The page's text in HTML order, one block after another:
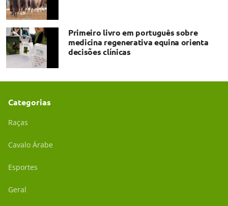
Primeiro livro em português sobre
medicina regenerativa equina orienta
decisões clínicas
Categorias
Raças
Cavalo Árabe
Esportes
Geral